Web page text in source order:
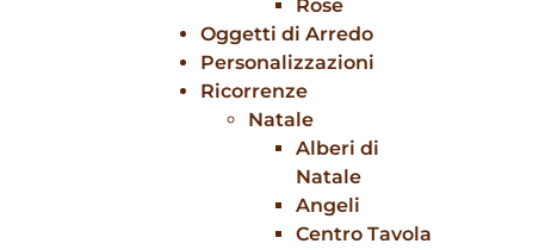
Rose
Oggetti di Arredo
Personalizzazioni
Ricorrenze
Natale
Alberi di
Natale
Angeli
Centro Tavola